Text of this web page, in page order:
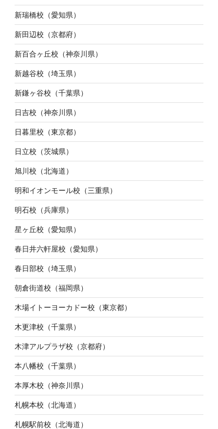
新瑞橋校（愛知県）
新田辺校（京都府）
新百合ヶ丘校（神奈川県）
新越谷校（埼玉県）
新鎌ヶ谷校（千葉県）
日吉校（神奈川県）
日暮里校（東京都）
日立校（茨城県）
旭川校（北海道）
明和イオンモール校（三重県）
明石校（兵庫県）
星ヶ丘校（愛知県）
春日井六軒屋校（愛知県）
春日部校（埼玉県）
朝倉街道校（福岡県）
木場イトーヨーカドー校（東京都）
木更津校（千葉県）
木津アルプラザ校（京都府）
本八幡校（千葉県）
本厚木校（神奈川県）
札幌本校（北海道）
札幌駅前校（北海道）